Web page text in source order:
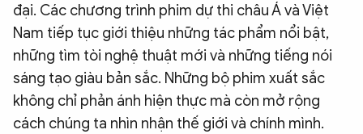
đại. Các chương trình phim dự thi châu Á và Việt
Nam tiếp tục giới thiệu những tác phẩm nổi bật,
những tìm tòi nghệ thuật mới và những tiếng nói
sáng tạo giàu bản sắc. Những bộ phim xuất sắc
không chỉ phản ánh hiện thực mà còn mở rộng
cách chúng ta nhìn nhận thế giới và chính mình.